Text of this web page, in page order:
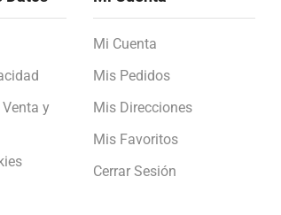
y
Mi Cuenta
Mis Pedidos
Mis Direcciones
Mis Favoritos
Cerrar Sesión